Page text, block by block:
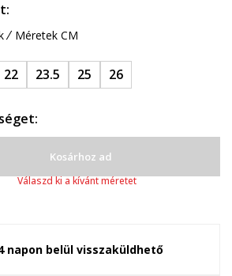
Méretek CM
22 23.5 25 26
Kosárhoz ad
Válaszd ki a kívánt méretet
napon belül visszaküldhető